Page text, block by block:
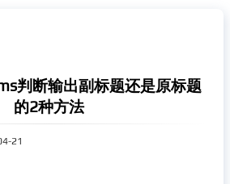
判断输出副标题还是原标题
的2种方法
21